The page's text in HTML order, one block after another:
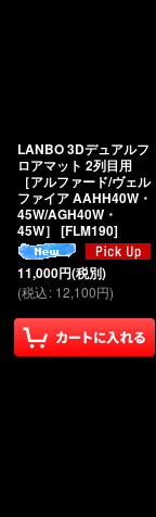
LANBO 3Dデュアルフ
ロアマット 2列目用
［アルファード/ヴェル
ファイア AAHH40W・
45W/AGH40W・
45W］ [FLM190]
11,000円(税別)
(税込: 12,100円)